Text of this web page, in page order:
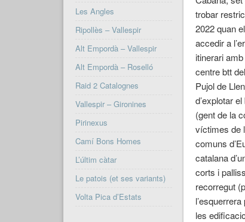
trobar
2022 quan
accedir a
itinerari
centrebtt
Pujol de
d’explotar
(gent de la
víctimes de
comuns
catalana
corts i
recorregut
les
Les Angles
Ripollès – Vallespir
Alt Empordà – Vallespir
Alt Empordà – Roselló
Raid 2 Catalognes
Vallespir – Gironines
Pirinexus
Camí Bons Homes
L’últim càtar
Le patois (et ses variants)
Volta Pica d’Estats